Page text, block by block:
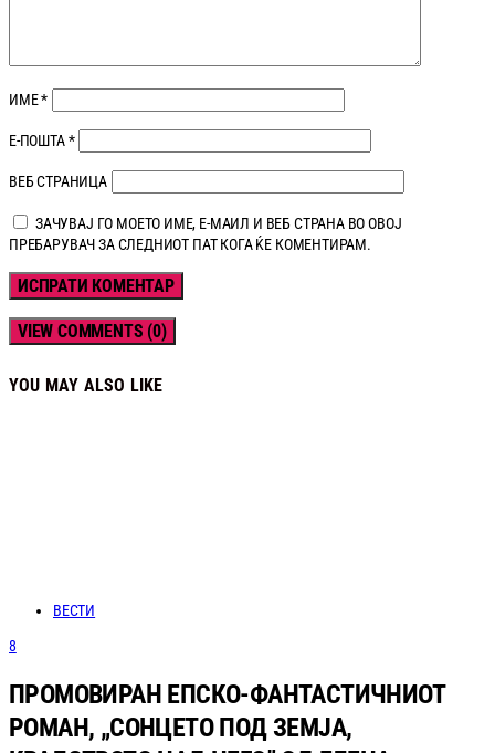
ИМЕ*
Е-ПОШТА*
ВЕБ СТРАНИЦА
ЗАЧУВАЈ ГО МОЕТО ИМЕ, Е-МАИЛ И ВЕБ СТРАНА ВО ОВОЈ
ПРЕБАРУВАЧ ЗА СЛЕДНИОТ ПАТ КОГА ЌЕ КОМЕНТИРАМ.
VIEW COMMENTS (0)
YOU MAY ALSO LIKE
ВЕСТИ
8
ПРОМОВИРАН ЕПСКО-ФАНТАСТИЧНИОТ
РОМАН, „СОНЦЕТО ПОД ЗЕМЈА,